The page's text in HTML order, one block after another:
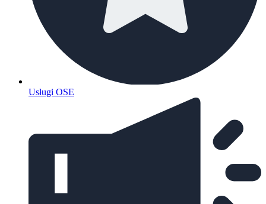
Usługi OSE